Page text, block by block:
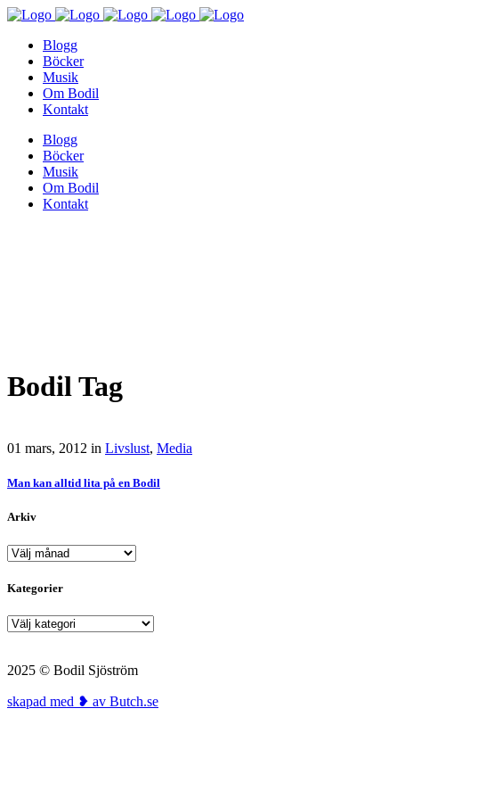
Blogg
Böcker
Musik
Om Bodil
Kontakt
Blogg
Böcker
Musik
Om Bodil
Kontakt
Bodil Tag
01 mars, 2012 in Livslust, Media
Man kan alltid lita på en Bodil
Arkiv
Arkiv
Kategorier
Kategorier
2025 © Bodil Sjöström
skapad med ❥ av Butch.se